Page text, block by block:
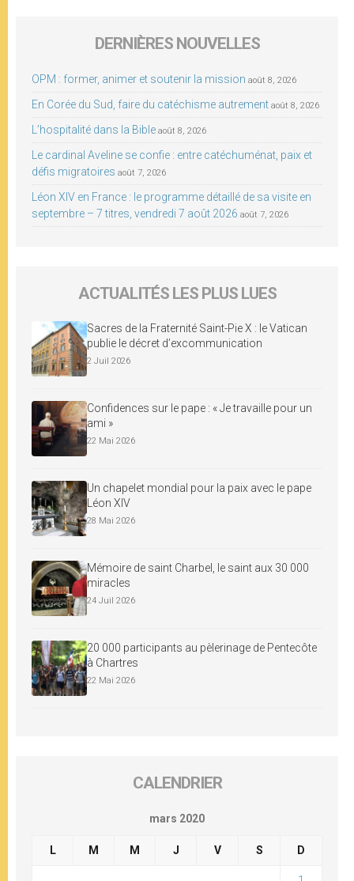
DERNIÈRES NOUVELLES
OPM : former, animer et soutenir la mission août 8, 2026
En Corée du Sud, faire du catéchisme autrement août 8, 2026
L’hospitalité dans la Bible août 8, 2026
Le cardinal Aveline se confie : entre catéchuménat, paix et
défis migratoires août 7, 2026
Léon XIV en France : le programme détaillé de sa visite en
septembre – 7 titres, vendredi 7 août 2026 août 7, 2026
ACTUALITÉS LES PLUS LUES
Sacres de la Fraternité Saint-Pie X : le Vatican
publie le décret d’excommunication
2 Juil 2026
Confidences sur le pape : « Je travaille pour un
ami »
22 Mai 2026
Un chapelet mondial pour la paix avec le pape
Léon XIV
28 Mai 2026
Mémoire de saint Charbel, le saint aux 30 000
miracles
24 Juil 2026
20 000 participants au pèlerinage de Pentecôte
à Chartres
22 Mai 2026
CALENDRIER
mars 2020
L M M J V S D